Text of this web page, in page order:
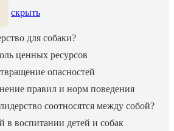
скрыть
для собаки?
ценных ресурсов
опасностей
правил и норм поведения
соотносятся между собой?
в воспитании детей и собак